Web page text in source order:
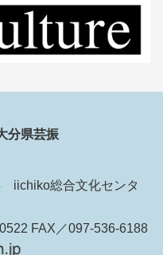
分県芸振
iichiko総合文化センタ
FAX／097-536-6188